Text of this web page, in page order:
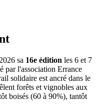
sa 16e édition les 6 et 7
par l'association Errance
solidaire est ancré dans le
forêts et vignobles aux
boisés (60 à 90%), tantôt